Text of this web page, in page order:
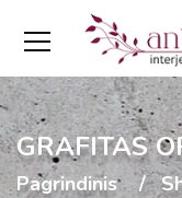
GRAFITAS
Pagrindinis